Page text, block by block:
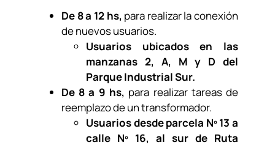
De 8 a 12 hs, para realizar la conexión
de nuevos usuarios.
Usuarios ubicados en las
manzanas 2, A, M y D del
Parque Industrial Sur.
De 8 a 9 hs, para realizar tareas de
reemplazo de un transformador.
Usuarios desde parcela Nº 13 a
calle Nº 16, al sur de Ruta